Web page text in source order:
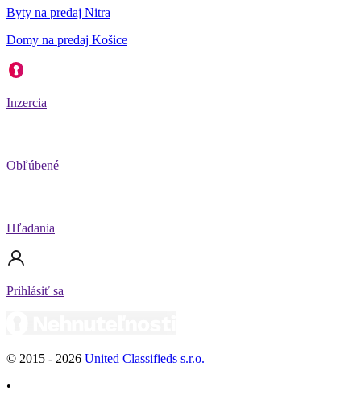
Byty na predaj Nitra
Domy na predaj Košice
Inzercia
Obľúbené
Hľadania
Prihlásiť sa
© 2015 - 2026 United Classifieds s.r.o.
•